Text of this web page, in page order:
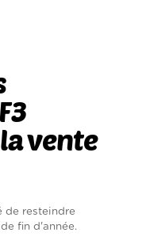
vente
de resteindre
fin d'année.